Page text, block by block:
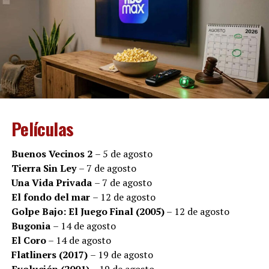
Sin plantear un discurso político, “Instante” propone
una mirada íntima sobre una realidad que hoy vuelve a
estar en agenda. La película invita a reflexionar sobre el
impacto humano de la enfermedad, la importancia del
acompañamiento y la esperanza que puede surgir aun
en los escenarios más adversos.
En un contexto en el que miles de pacientes y sus
familias expresan preocupación por el acceso a
tratamientos y medicamentos, el estreno adquiere una
resonancia especial: detrás de cada diagnóstico existen
historias de amor, de miedo, de fortaleza y de personas
que luchan por seguir viviendo.
Películas
Buenos Vecinos 2 – 5 de agosto
Tierra Sin Ley– 7 de agosto
Una Vida Privada – 7 de agosto
El fondo del mar – 12 de agosto
Golpe Bajo: El Juego Final (2005)– 12 de agosto
Bugonia – 14 de agosto
El Coro– 14 de agosto
Flatliners (2017) – 19 de agosto